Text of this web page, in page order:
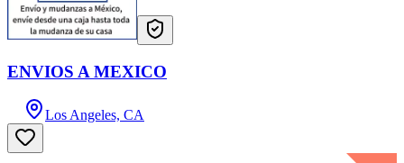
ENVIOS A MEXICO
Los Angeles, CA